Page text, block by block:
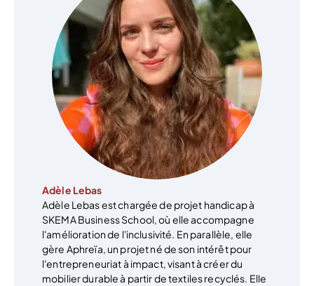
Adèle Lebas
Adèle Lebas est chargée de projet handicap à
SKEMA Business School, où elle accompagne
l'amélioration de l'inclusivité. En parallèle, elle
gère Aphreïa, un projet né de son intérêt pour
l'entrepreneuriat à impact, visant à créer du
mobilier durable à partir de textiles recyclés. Elle